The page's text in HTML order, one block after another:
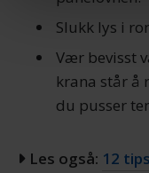
Vi bruker
annonser et
mediefunksjoner
annonsering og
Slukk lys i
Vær bevisst
krana står å
du pusser
Les også: 12